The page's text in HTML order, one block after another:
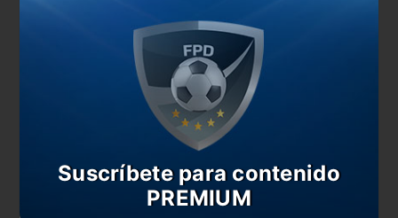
todos los días. Se lo disfruta pero queremos ir por
También te puede interesar
Messi, como nunca: habló del árbitro y le pegó a
#EstiloSenosiain: Messi y una cita con la historia
Árbitro confirmado para Argentina vs Países Bajos
Suscríbete para contenido
PREMIUM